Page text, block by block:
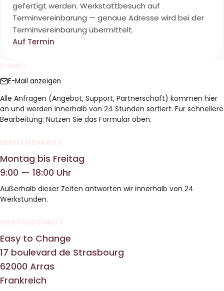
gefertigt werden. Werkstattbesuch auf
Terminvereinbarung — genaue Adresse wird bei der
Terminvereinbarung übermittelt.
Auf Termin
E-MAIL
E-Mail anzeigen
Alle Anfragen (Angebot, Support, Partnerschaft) kommen hier
an und werden innerhalb von 24 Stunden sortiert. Für schnellere
Bearbeitung: Nutzen Sie das Formular oben.
ERREICHBARKEIT
Montag bis Freitag
9:00 — 18:00 Uhr
Außerhalb dieser Zeiten antworten wir innerhalb von 24
Werkstunden.
POSTANSCHRIFT
Easy to Change
17 boulevard de Strasbourg
62000 Arras
Frankreich